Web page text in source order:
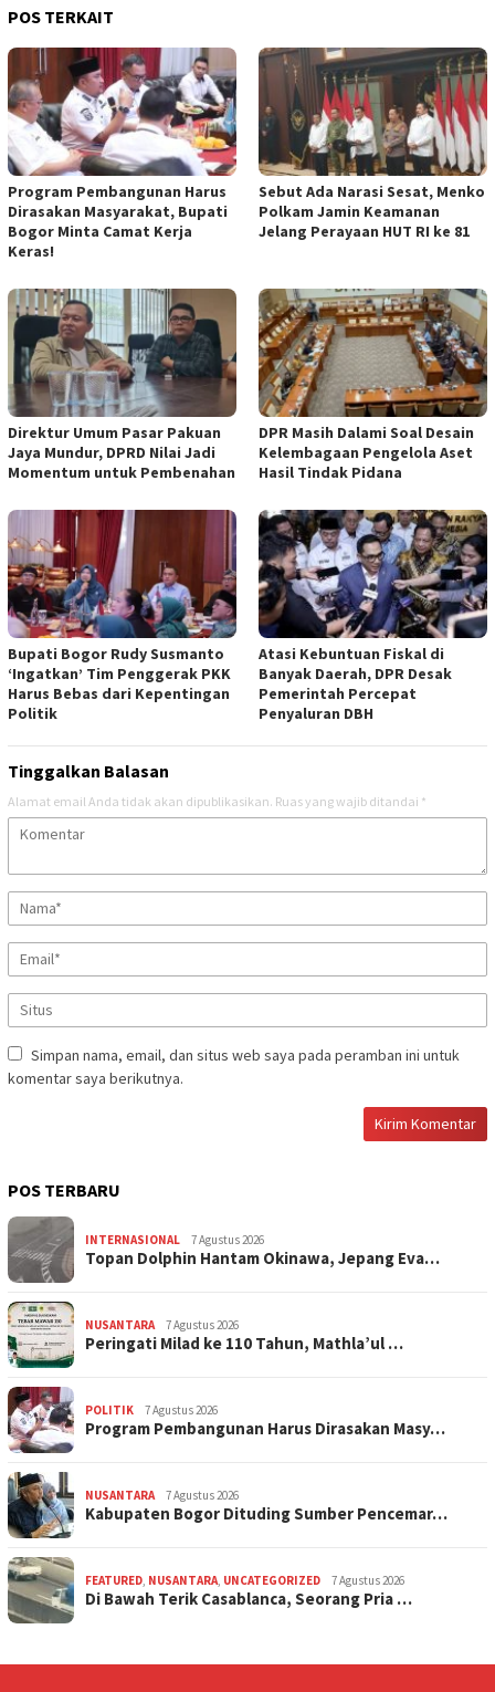
POS TERKAIT
Program Pembangunan Harus
Dirasakan Masyarakat, Bupati
Bogor Minta Camat Kerja
Keras!
Sebut Ada Narasi Sesat, Menko
Polkam Jamin Keamanan
Jelang Perayaan HUT RI ke 81
Direktur Umum Pasar Pakuan
Jaya Mundur, DPRD Nilai Jadi
Momentum untuk Pembenahan
DPR Masih Dalami Soal Desain
Kelembagaan Pengelola Aset
Hasil Tindak Pidana
Bupati Bogor Rudy Susmanto
‘Ingatkan’ Tim Penggerak PKK
Harus Bebas dari Kepentingan
Politik
Atasi Kebuntuan Fiskal di
Banyak Daerah, DPR Desak
Pemerintah Percepat
Penyaluran DBH
Tinggalkan Balasan
Alamat email Anda tidak akan dipublikasikan. Ruas yang wajib ditandai *
Simpan nama, email, dan situs web saya pada peramban ini untuk
komentar saya berikutnya.
POS TERBARU
INTERNASIONAL 7 Agustus 2026
Topan Dolphin Hantam Okinawa, Jepang Eva…
NUSANTARA 7 Agustus 2026
Peringati Milad ke 110 Tahun, Mathla’ul …
POLITIK 7 Agustus 2026
Program Pembangunan Harus Dirasakan Masy…
NUSANTARA 7 Agustus 2026
Kabupaten Bogor Dituding Sumber Pencemar…
FEATURED, NUSANTARA, UNCATEGORIZED 7 Agustus 2026
Di Bawah Terik Casablanca, Seorang Pria …